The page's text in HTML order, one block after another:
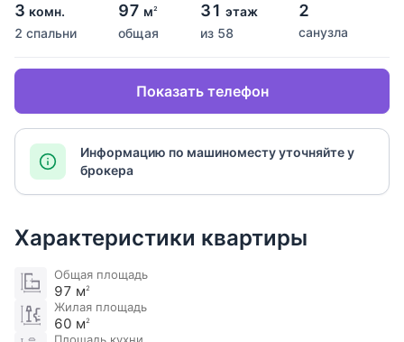
3 комн.
2 спальни
97 м2
общая
31 этаж
из 58
2
санузла
Показать телефон
Информацию по машиноместу уточняйте у
брокера
Характеристики квартиры
Общая площадь
97 м2
Жилая площадь
60 м2